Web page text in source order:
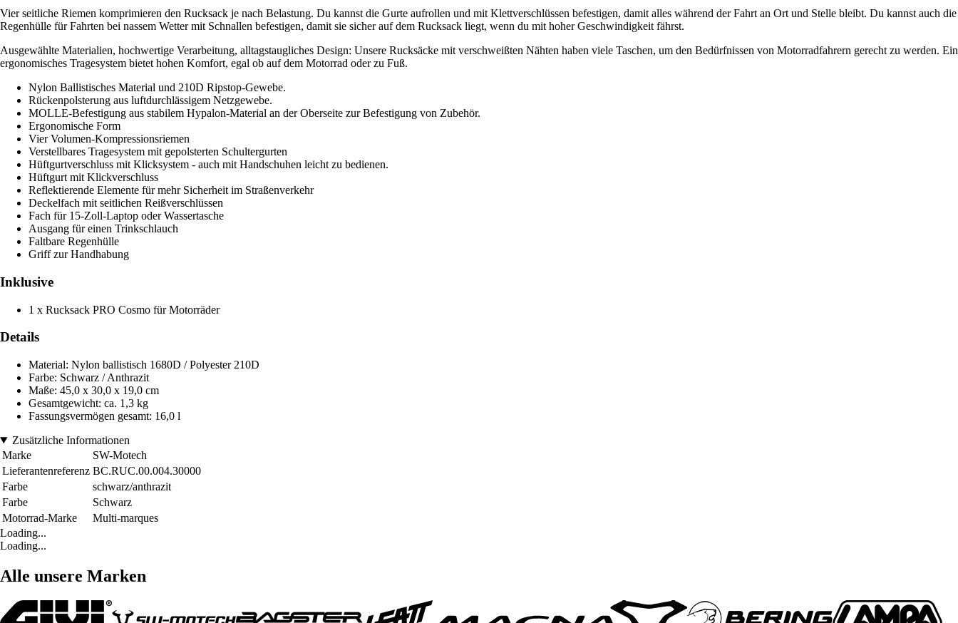
Vier seitliche Riemen komprimieren den Rucksack je nach Belastung. Du kannst die Gurte aufrollen und mit Klettverschlüssen befestigen, damit alles während der Fahrt an Ort und Stelle bleibt. Du kannst auch die
Regenhülle für Fahrten bei nassem Wetter mit Schnallen befestigen, damit sie sicher auf dem Rucksack liegt, wenn du mit hoher Geschwindigkeit fährst.
Ausgewählte Materialien, hochwertige Verarbeitung, alltagstaugliches Design: Unsere Rucksäcke mit verschweißten Nähten haben viele Taschen, um den Bedürfnissen von Motorradfahrern gerecht zu werden. Ein
ergonomisches Tragesystem bietet hohen Komfort, egal ob auf dem Motorrad oder zu Fuß.
Nylon Ballistisches Material und 210D Ripstop-Gewebe.
Rückenpolsterung aus luftdurchlässigem Netzgewebe.
MOLLE-Befestigung aus stabilem Hypalon-Material an der Oberseite zur Befestigung von Zubehör.
Ergonomische Form
Vier Volumen-Kompressionsriemen
Verstellbares Tragesystem mit gepolsterten Schultergurten
Hüftgurtverschluss mit Klicksystem - auch mit Handschuhen leicht zu bedienen.
Hüftgurt mit Klickverschluss
Reflektierende Elemente für mehr Sicherheit im Straßenverkehr
Deckelfach mit seitlichen Reißverschlüssen
Fach für 15-Zoll-Laptop oder Wassertasche
Ausgang für einen Trinkschlauch
Faltbare Regenhülle
Griff zur Handhabung
Inklusive
1 x Rucksack PRO Cosmo für Motorräder
Details
Material: Nylon ballistisch 1680D / Polyester 210D
Farbe: Schwarz / Anthrazit
Maße: 45,0 x 30,0 x 19,0 cm
Gesamtgewicht: ca. 1,3 kg
Fassungsvermögen gesamt: 16,0 l
Zusätzliche Informationen
Marke
SW-Motech
Lieferantenreferenz BC.RUC.00.004.30000
Farbe
schwarz/anthrazit
Farbe
Schwarz
Motorrad-Marke
Multi-marques
Loading...
Loading...
Alle unsere Marken